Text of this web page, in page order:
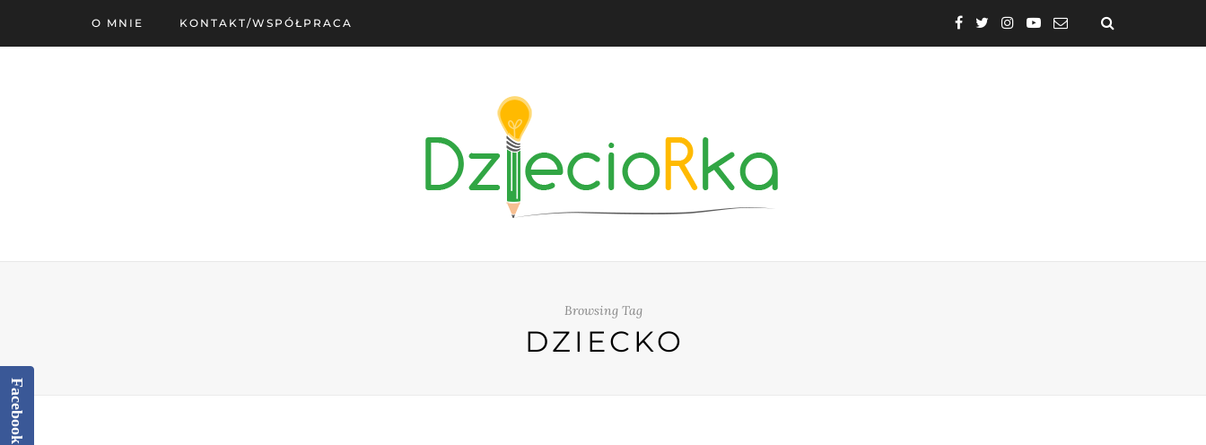
O MNIE KONTAKT/WSPÓŁPRACA
Browsing Tag
DZIECKO
Facebook